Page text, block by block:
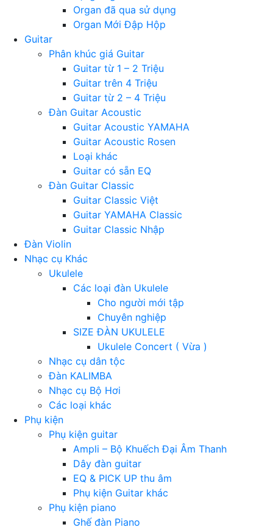
Organ đã qua sử dụng
Organ Mới Đập Hộp
Guitar
Phân khúc giá Guitar
Guitar từ 1 – 2 Triệu
Guitar trên 4 Triệu
Guitar từ 2 – 4 Triệu
Đàn Guitar Acoustic
Guitar Acoustic YAMAHA
Guitar Acoustic Rosen
Loại khác
Guitar có sẵn EQ
Đàn Guitar Classic
Guitar Classic Việt
Guitar YAMAHA Classic
Guitar Classic Nhập
Đàn Violin
Nhạc cụ Khác
Ukulele
Các loại đàn Ukulele
Cho người mới tập
Chuyên nghiệp
SIZE ĐÀN UKULELE
Ukulele Concert ( Vừa )
Nhạc cụ dân tộc
Đàn KALIMBA
Nhạc cụ Bộ Hơi
Các loại khác
Phụ kiện
Phụ kiện guitar
Ampli – Bộ Khuếch Đại Âm Thanh
Dây đàn guitar
EQ & PICK UP thu âm
Phụ kiện Guitar khác
Phụ kiện piano
Ghế đàn Piano